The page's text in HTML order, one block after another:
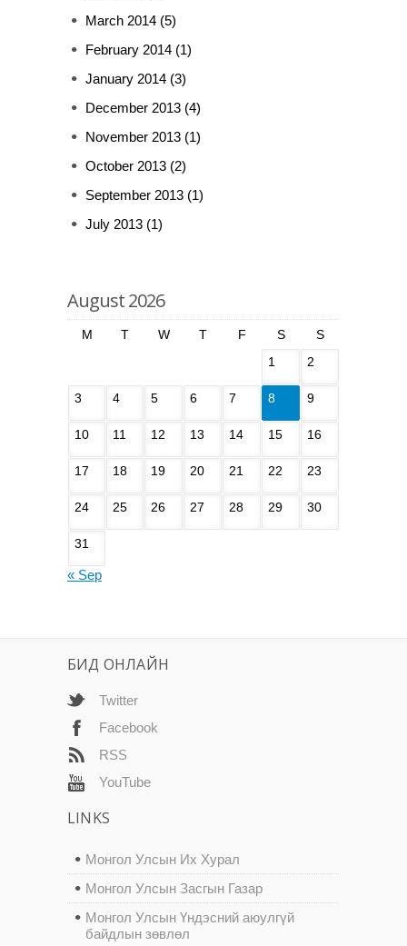
March 2014 (5)
February 2014 (1)
January 2014 (3)
December 2013 (4)
November 2013 (1)
October 2013 (2)
September 2013 (1)
July 2013 (1)
August 2026
M T W T F S
S
1
2
3 4 5 6 7 8 9
10 11 12 13 14 15 16
17 18 19 20 21 22 23
24 25 26 27 28 29 30
31
« Sep
БИД ОНЛАЙН
Twitter
Facebook
RSS
YouTube
LINKS
Монгол Улсын Их Хурал
Монгол Улсын Засгын Газар
Монгол Улсын Үндэсний аюулгүй
байдлын зөвлөл